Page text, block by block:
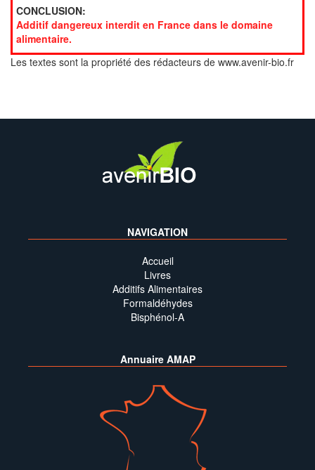
CONCLUSION:
Additif dangereux interdit en France dans le domaine
alimentaire.
Les textes sont la propriété des rédacteurs de www.avenir-bio.fr
NAVIGATION
Accueil
Livres
Additifs Alimentaires
Formaldéhydes
Bisphénol-A
Annuaire AMAP